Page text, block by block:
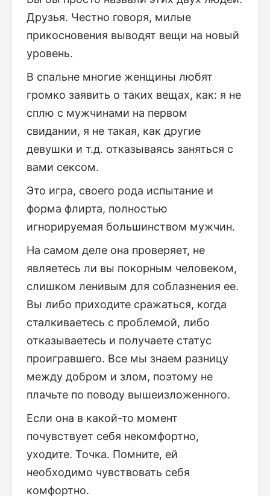
Друзья. Честно говоря, милые
прикосновения выводят вещи на новый
уровень.
В спальне многие женщины любят
громко заявить о таких вещах, как: я не
сплю с мужчинами на первом
свидании, я не такая, как другие
девушки и т.д. отказываясь заняться с
вами сексом.
Это игра, своего рода испытание и
форма флирта, полностью
игнорируемая большинством мужчин.
На самом деле она проверяет, не
являетесь ли вы покорным человеком,
слишком ленивым для соблазнения ее.
Вы либо приходите сражаться, когда
сталкиваетесь с проблемой, либо
отказываетесь и получаете статус
проигравшего. Все мы знаем разницу
между добром и злом, поэтому не
плачьте по поводу вышеизложенного.
Если она в какой-то момент
почувствует себя некомфортно,
уходите. Точка. Помните, ей
необходимо чувствовать себя
комфортно.